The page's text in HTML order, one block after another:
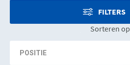
FILTERS
Sorteren op